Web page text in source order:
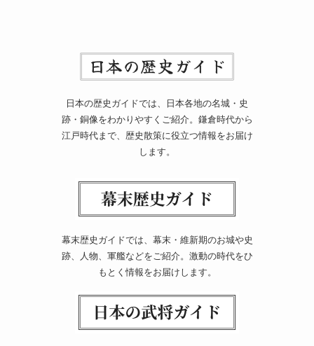
日本の歴史ガイドでは、日本各地の名城・史
跡・銅像をわかりやすくご紹介。鎌倉時代から
江戸時代まで、歴史散策に役立つ情報をお届け
します。
幕末歴史ガイドでは、幕末・維新期のお城や史
跡、人物、軍艦などをご紹介。激動の時代をひ
もとく情報をお届けします。